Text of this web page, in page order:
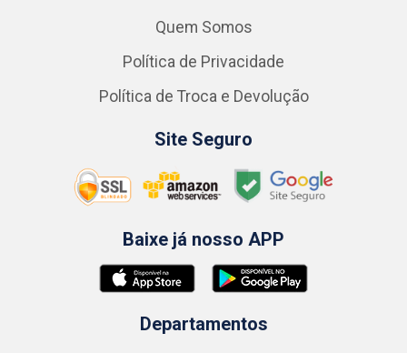
Quem Somos
Política de Privacidade
Política de Troca e Devolução
Site Seguro
Baixe já nosso APP
Departamentos